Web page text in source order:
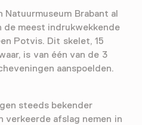
Natuurmuseum Brabant al
de meest indrukwekkende
Potvis. Dit skelet, 15
is van één van de 3
aanspoelden.
steeds bekender
afslag nemen in